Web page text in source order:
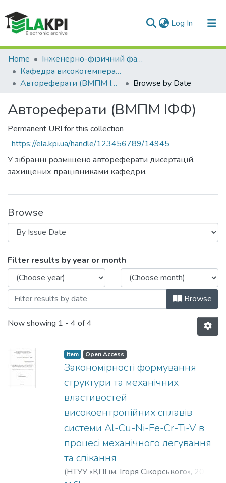
Log In (current)
Communities & Collections
All of DSpace
Home
Інженерно-фізичний факультет (ІФФ)
Кафедра високотемпературних матеріалів та порошкової металургії (ВМПМ ІФФ)
Автореферати (ВМПМ ІФФ)
Browse by Date
Автореферати (ВМПМ ІФФ)
Permanent URI for this collection
https://ela.kpi.ua/handle/123456789/14945
У зібранні розміщено автореферати дисертацій,
захищених працівниками кафедри.
Browse
Browsing Автореферати (ВМПМ ІФФ)
Filter results by year or month
Browse
Now showing 1 - 4 of 4
Item Open Access
Закономірності формування
структури та механічних
властивостей
високоентропійних сплавів
системи Al-Cu-Ni-Fe-Cr-Ti-V в
процесі механічного легування
та спікання
(НТУУ «КПІ ім. Ігоря Сікорського», 2016